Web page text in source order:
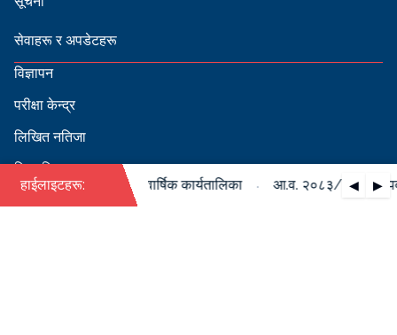
सेवाहरू र अपडेटहरू
विज्ञापन
परीक्षा केन्द्र
लिखित नतिजा
सिफारिस
हाईलाइटहरू: ◀ ▶
को पदपूर्ति सम्बन्धी वार्षिक कार्यतालिका आ.व. २०८३/०८४ को